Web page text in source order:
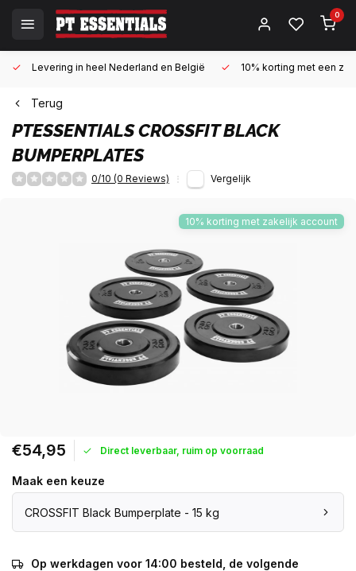
0
Levering in heel Nederland en België 10% korting met een
Terug
PTESSENTIALSCROSSFIT BLACK
BUMPERPLATES
0/10 (0 Reviews) Vergelijk
10% korting met zakelijk account
€54,95 Direct leverbaar, ruim op voorraad
Maak een keuze
CROSSFIT Black Bumperplate - 15 kg
Op werkdagen voor 14:00 besteld, de volgende